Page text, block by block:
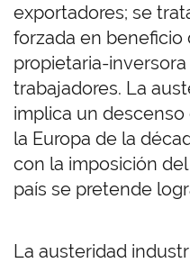
exportadores; se
forzada en
propietaria-
trabajadores. La
implica un
la Europa de la
con la imposición
país se pretende
La austeridad